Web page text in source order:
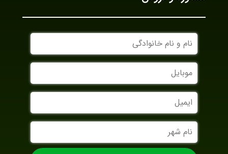
نام
و
نام
خانوادگی
موبایل
ایمیل
نام
شهر